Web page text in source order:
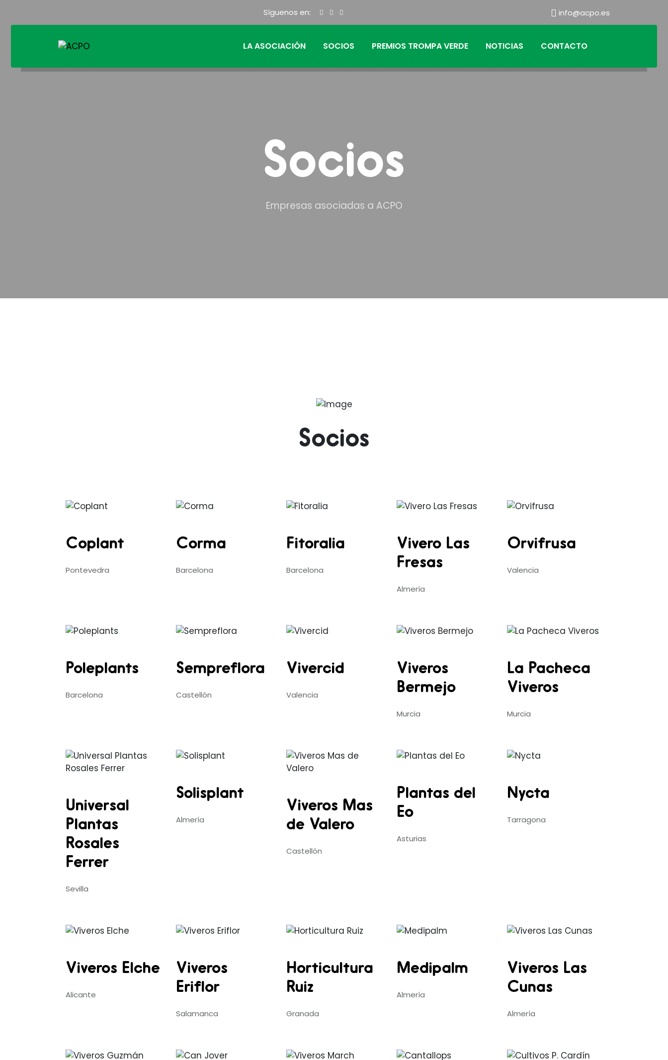
Síguenos en: info@acpo.es
LA ASOCIACIÓN SOCIOS PREMIOS TROMPA VERDE NOTICIAS CONTACTO
Socios
Empresas asociadas a ACPO
Socios
Coplant
Pontevedra
Corma
Barcelona
Fitoralia
Barcelona
Vivero Las
Fresas
Almería
Orvifrusa
Valencia
Poleplants
Barcelona
Sempreflora
Castellón
Vivercid
Valencia
Viveros
Bermejo
Murcia
La Pacheca
Viveros
Murcia
Universal
Plantas
Rosales
Ferrer
Sevilla
Solisplant
Almería
Viveros Mas
de Valero
Castellón
Plantas del
Eo
Asturias
Nycta
Tarragona
Viveros Elche
Alicante
Viveros
Eriflor
Salamanca
Horticultura
Ruiz
Granada
Medipalm
Almería
Viveros Las
Cunas
Almería